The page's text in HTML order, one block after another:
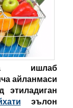
ишлаб
айланмаси
этиладиган
эълон